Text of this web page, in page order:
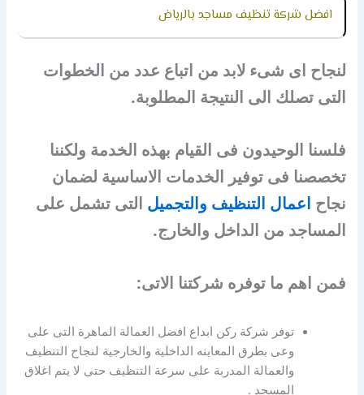
افضل شركة تنظيف مساجد بالرياض
لنجاح اى شىء لابد من اتباع عدد من الخطوات
التى تصلك الى النتيجة المطلوبة.
فلسنا الوحيدون فى القيام بهذه الخدمة ولكننا
تخصصنا فى توفير الخدمات الاساسية لضمان
نجاح اعمال التنظيف والتجميل التى تشمل على
المساجد من الداخل والخارج.
فمن اهم ما توفره شركتنا الاتى:
توفر شركة ركن ابداع افضل العمالة الماهرة التى على
وعى بطرق المعاينه الداخلية والخارجية لنجاح التنظيف
والعمالة المدربة على سرعة التنظيف حتى لا يتم اغلاق
المسجد .